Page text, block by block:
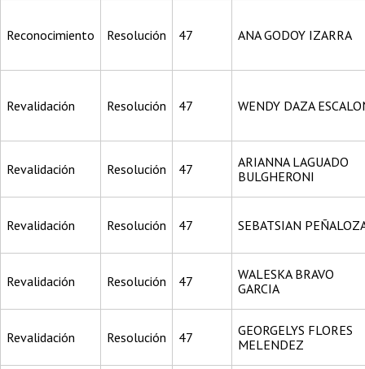
Reconocimiento Resolución 47 ANA GODOY IZARRA
Revalidación Resolución 47 WENDY DAZA
Revalidación Resolución 47
ARIANNA LAGUADO
BULGHERONI
Revalidación Resolución 47 SEBATSIAN
Revalidación Resolución 47
WALESKA BRAVO
GARCIA
Revalidación Resolución 47
GEORGELYS FLORES
MELENDEZ